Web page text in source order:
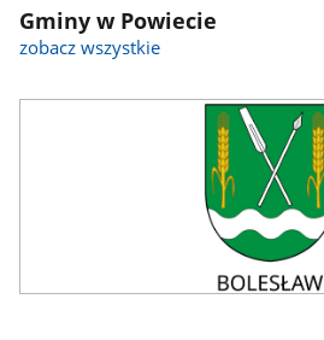
Gminy w Powiecie
zobacz wszystkie